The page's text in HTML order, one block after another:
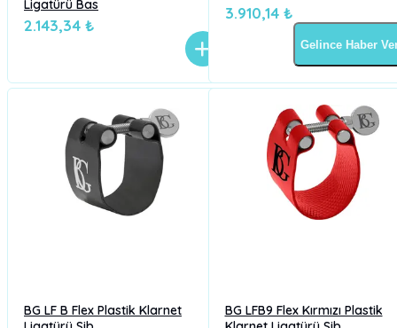
Ligatürü Bas
2.143,34 ₺
3.910,14 ₺
Gelince Haber
BG LF B Flex Plastik Klarnet
BG LFB9 Flex Kırmızı Plastik